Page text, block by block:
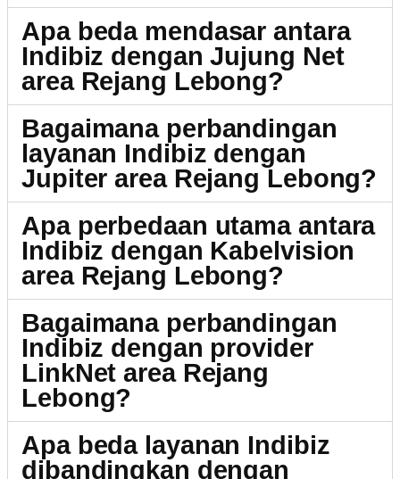
Apa beda mendasar antara
Indibiz dengan Jujung Net
area Rejang Lebong?
Bagaimana perbandingan
layanan Indibiz dengan
Jupiter area Rejang Lebong?
Apa perbedaan utama antara
Indibiz dengan Kabelvision
area Rejang Lebong?
Bagaimana perbandingan
Indibiz dengan provider
LinkNet area Rejang
Lebong?
Apa beda layanan Indibiz
dibandingkan dengan